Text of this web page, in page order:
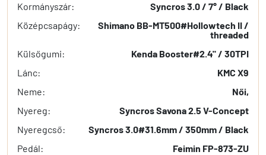
Kormányszár:
Syncros 3.0 / 7° / Black
Középcsapágy:
Shimano BB-MT500#Hollowtech II /
threaded
Külsőgumi:
Kenda Booster#2.4" / 30TPI
Lánc:
KMC X9
Neme:
Női,
Nyereg:
Syncros Savona 2.5 V-Concept
Nyeregcső:
Syncros 3.0#31.6mm / 350mm / Black
Pedál:
Feimin FP-873-ZU